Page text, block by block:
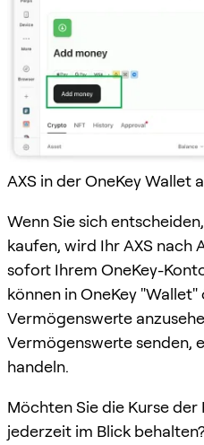
AXS in der OneKey Wallet
Wenn Sie sich
kaufen, wird Ihr AXS nach
sofort Ihrem OneKey-
können in OneKey
Vermögenswerte
Vermögenswerte senden,
handeln.
Möchten Sie die Kurse
jederzeit im Blick